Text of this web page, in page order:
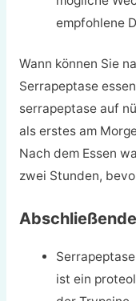
empfohlene
Wann können Sie
Serrapeptase
serrapeptase auf
als erstes am
Nach dem Essen
zwei Stunden,
ist ein